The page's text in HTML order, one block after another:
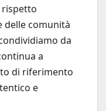
rispetto
delle comunità
da
a
di riferimento
e